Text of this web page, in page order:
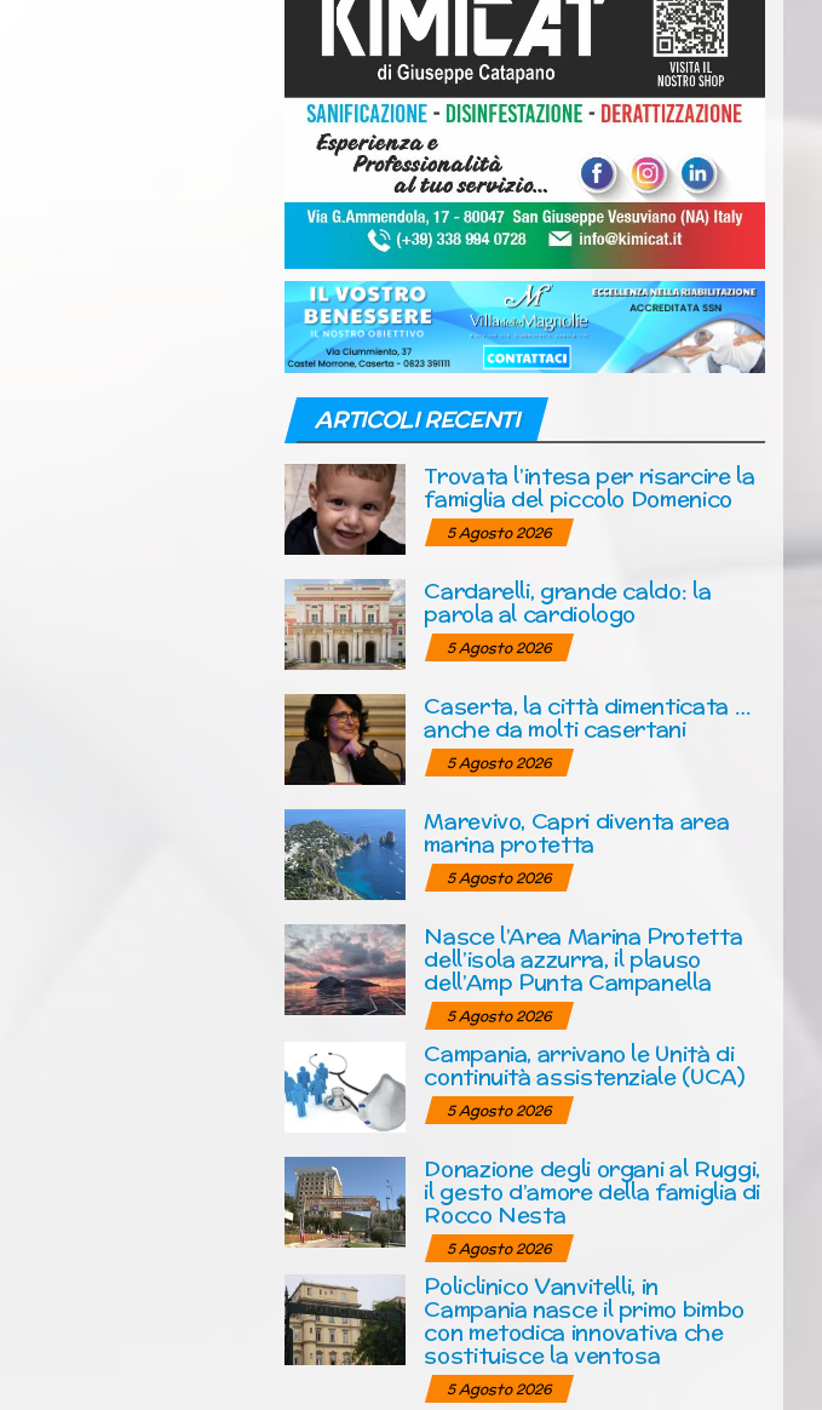
ARTICOLI RECENTI
Trovata l’intesa per risarcire la
famiglia del piccolo Domenico
5 Agosto 2026
Cardarelli, grande caldo: la
parola al cardiologo
5 Agosto 2026
Caserta, la città dimenticata …
anche da molti casertani
5 Agosto 2026
Marevivo, Capri diventa area
marina protetta
5 Agosto 2026
Nasce l’Area Marina Protetta
dell’isola azzurra, il plauso
dell’Amp Punta Campanella
5 Agosto 2026
Campania, arrivano le Unità di
continuità assistenziale (UCA)
5 Agosto 2026
Donazione degli organi al Ruggi,
il gesto d’amore della famiglia di
Rocco Nesta
5 Agosto 2026
Policlinico Vanvitelli, in
Campania nasce il primo bimbo
con metodica innovativa che
sostituisce la ventosa
5 Agosto 2026